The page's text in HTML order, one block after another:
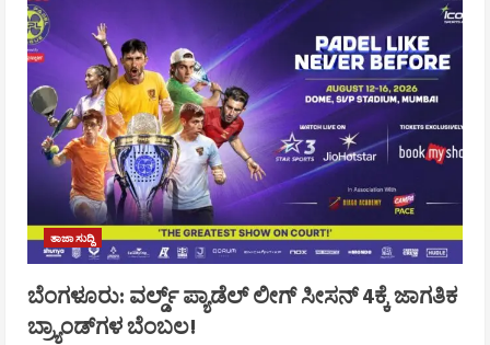
ತಾಜಾ ಸುದ್ದಿ
ಬೆಂಗಳೂರು: ವರ್ಲ್ಡ್ ಪ್ಯಾಡೆಲ್ ಲೀಗ್ ಸೀಸನ್ 4ಕ್ಕೆ ಜಾಗತಿಕ
ಬ್ರ್ಯಾಂಡ್‌ಗಳ ಬೆಂಬಲ!